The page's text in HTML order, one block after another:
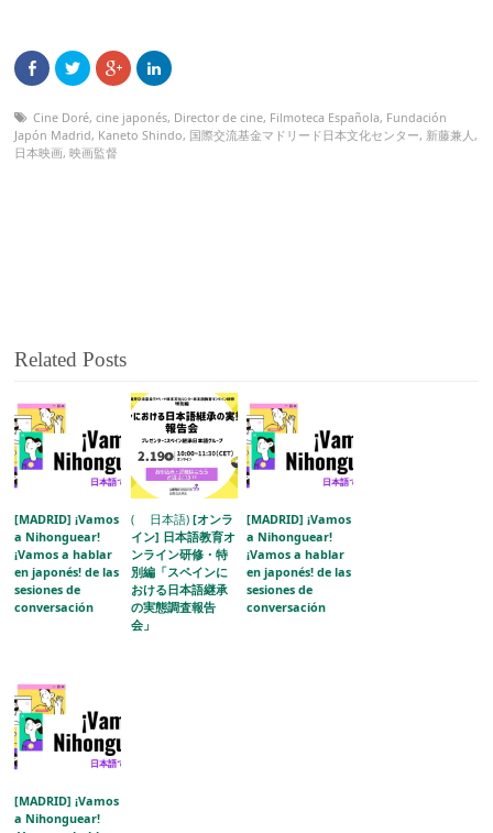
Cine Doré,cine japonés, Director de cine, Filmoteca Española, Fundación
Japón Madrid, Kaneto Shindo, 国際交流基金マドリード日本文化センター, 新藤兼人 ,
日本映画,映画監督
Related Posts
[MADRID] ¡Vamos
a Nihonguear!
¡Vamos a hablar
en japonés! de las
sesiones de
conversación
( 日本語) [オンラ
イン] 日本語教育オ
ンライン研修・特
別編「スペインに
おける日本語継承
の実態調査報告
会」
[MADRID] ¡Vamos
a Nihonguear!
¡Vamos a hablar
en japonés! de las
sesiones de
conversación
[MADRID] ¡Vamos
a Nihonguear!